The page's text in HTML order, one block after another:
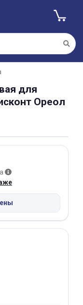
для
Ореол